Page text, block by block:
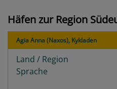
Angebote
Häfen
Schiffe
Bewertungen
Häfen zur Region
Agia Anna (Naxos), Kykladen
Land / Region
Sprache